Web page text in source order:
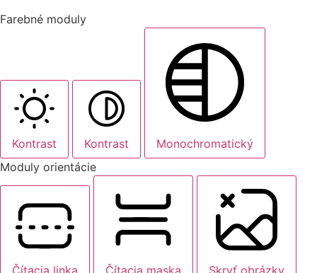
Farebné moduly
Kontrast Kontrast
Monochromatický
Moduly orientácie
Čítacia linka Čítacia maska Skryť obrázky